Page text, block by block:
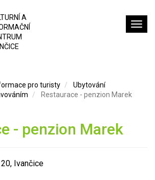
A
pro turisty
Ubytování
Restaurace - penzion Marek
- penzion Marek
Ivančice